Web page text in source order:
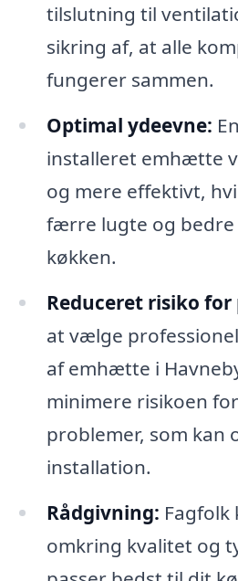
tilslutning til
sikring af, at alle
fungerer sammen.
Optimal ydeevne:
installeret emhætte
og mere effektivt,
færre lugte og
køkken.
Reduceret risiko
at vælge
af emhætte i
minimere risikoen
problemer, som kan
installation.
Rådgivning: Fagfolk
omkring kvalitet og